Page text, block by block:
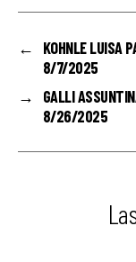
←
KOHNLE LUISA
8/7/2025
→
GALLI
8/26/2025